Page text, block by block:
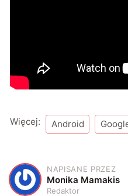
Więcej: Android
M
NAPISANE PRZEZ
Monika Mamakis
Redaktor